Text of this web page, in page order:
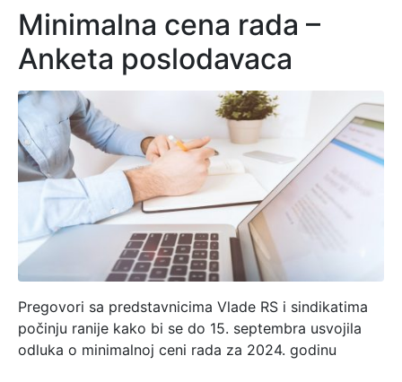
Minimalna cena rada –
Anketa poslodavaca
Pregovori sa predstavnicima Vlade RS i sindikatima
počinju ranije kako bi se do 15. septembra usvojila
odluka o minimalnoj ceni rada za 2024. godinu